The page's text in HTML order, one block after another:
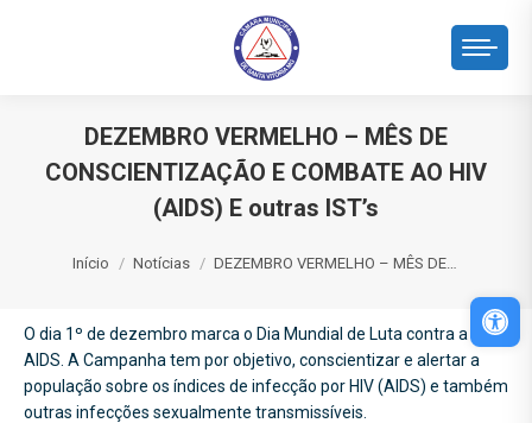
DEZEMBRO VERMELHO – MÊS DE
CONSCIENTIZAÇÃO E COMBATE AO HIV
(AIDS) E outras IST’s
Início Notícias DEZEMBRO VERMELHO – MÊS DE…
O dia 1º de dezembro marca o Dia Mundial de Luta contra a
AIDS. A Campanha tem por objetivo, conscientizar e alertar a
população sobre os índices de infecção por HIV (AIDS) e também
outras infecções sexualmente transmissíveis.